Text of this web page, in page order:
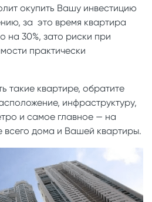
окупить Вашу инвестицию
за это время квартира
на 30%, зато риски при
практически
такие квартире, обратите
инфраструктуру,
и самое главное — на
всего дома и Вашей квартиры.